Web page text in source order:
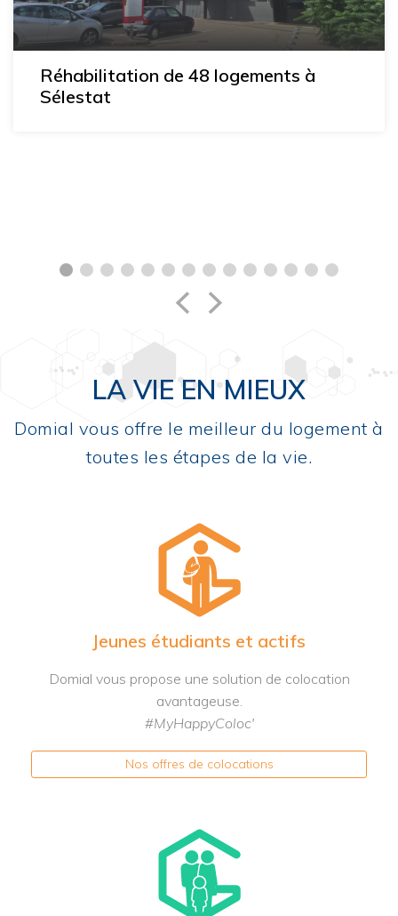
LA VIE EN MIEUX
Domial vous offre le meilleur du logement à
toutes les étapes de la vie.
Jeunes étudiants et actifs
Domial vous propose une solution de colocation
avantageuse.
#MyHappyColoc'
Nos offres de colocations